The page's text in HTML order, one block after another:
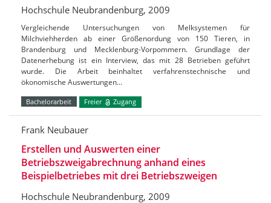
Hochschule Neubrandenburg, 2009
Vergleichende Untersuchungen von Melksystemen für
Milchviehherden ab einer Größenordung von 150 Tieren, in
Brandenburg und Mecklenburg-Vorpommern. Grundlage der
Datenerhebung ist ein Interview, das mit 28 Betrieben geführt
wurde. Die Arbeit beinhaltet verfahrenstechnische und
ökonomische Auswertungen…
Bachelorarbeit Freier Zugang
Frank Neubauer
Erstellen und Auswerten einer
Betriebszweigabrechnung anhand eines
Beispielbetriebes mit drei Betriebszweigen
Hochschule Neubrandenburg, 2009